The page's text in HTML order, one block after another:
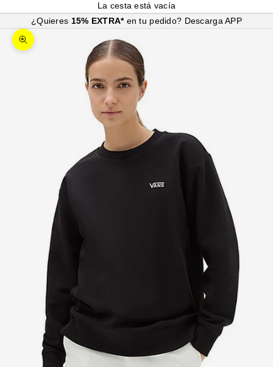
La cesta está vacía
¿Quieres 15% EXTRA* en tu pedido? Descarga APP
Zoom